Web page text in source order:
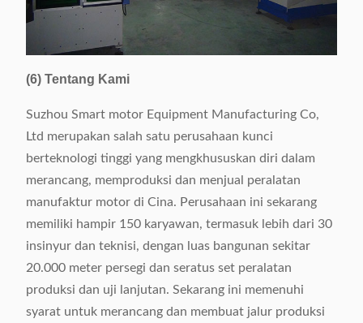
(6) Tentang Kami
Suzhou Smart motor Equipment Manufacturing Co,
Ltd merupakan salah satu perusahaan kunci
berteknologi tinggi yang mengkhususkan diri dalam
merancang, memproduksi dan menjual peralatan
manufaktur motor di Cina. Perusahaan ini sekarang
memiliki hampir 150 karyawan, termasuk lebih dari 30
insinyur dan teknisi, dengan luas bangunan sekitar
20.000 meter persegi dan seratus set peralatan
produksi dan uji lanjutan. Sekarang ini memenuhi
syarat untuk merancang dan membuat jalur produksi